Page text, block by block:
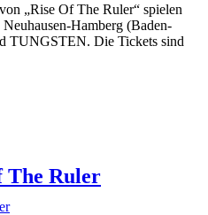
„Rise Of The Ruler“ spielen
Hamberg (Baden-
TUNGSTEN. Die Tickets sind
The Ruler